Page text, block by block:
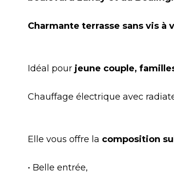
Charmante terrasse sans vis à
Idéal pour jeune couple,
Chauffage électrique avec
Elle vous offre la composition
• Belle entrée,